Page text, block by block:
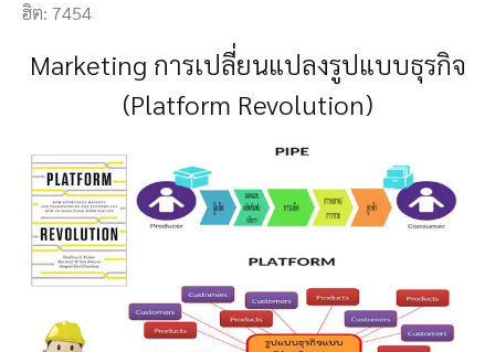
ฮิต: 7454
Marketing การเปลี่ยนแปลงรูปแบบธุรกิจ
(Platform Revolution)